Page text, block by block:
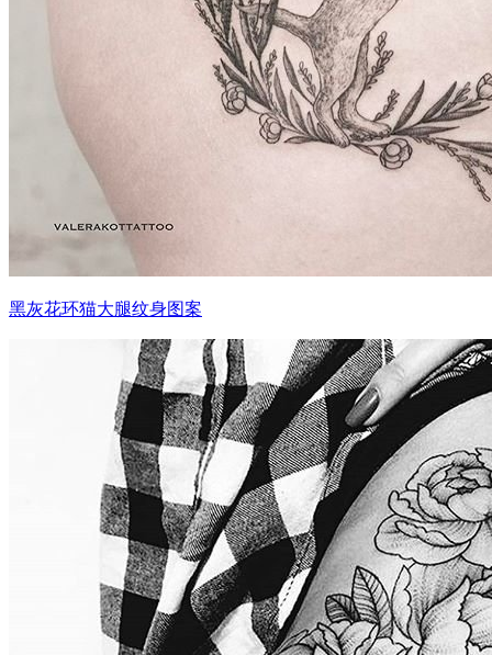
黑灰花环猫大腿纹身图案